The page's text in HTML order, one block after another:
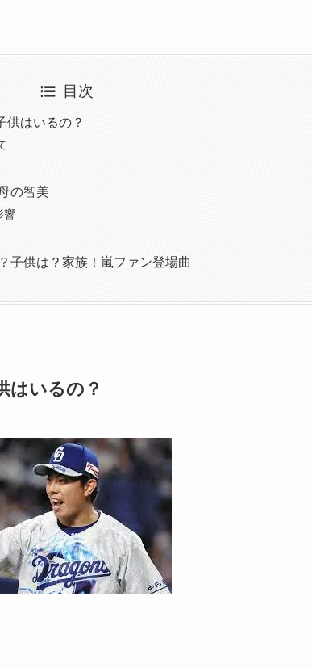
目次
供はいるの？
の智美
響
子供は？家族！嵐ファン登場曲
はいるの？